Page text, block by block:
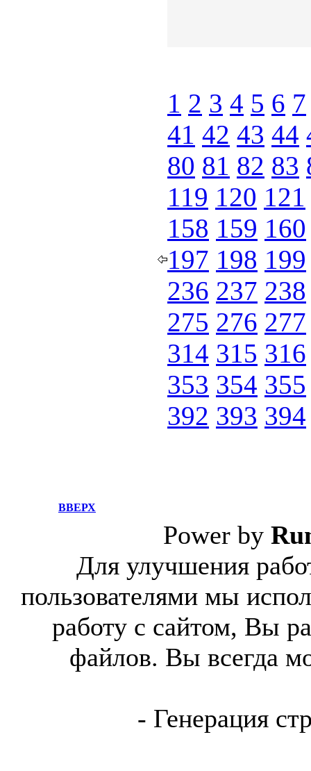
1 2 3 4 5 6 7
41 42 43 44
80 81 82 83
119 120 121
158 159 160
197 198 199
236 237 238
275 276 277
314 315 316
353 354 355
392 393 394
ВВЕРХ
Power by
Для улучшения
пользователями мы
работу с сайтом, Вы
файлов. Вы всегда
- Генерация